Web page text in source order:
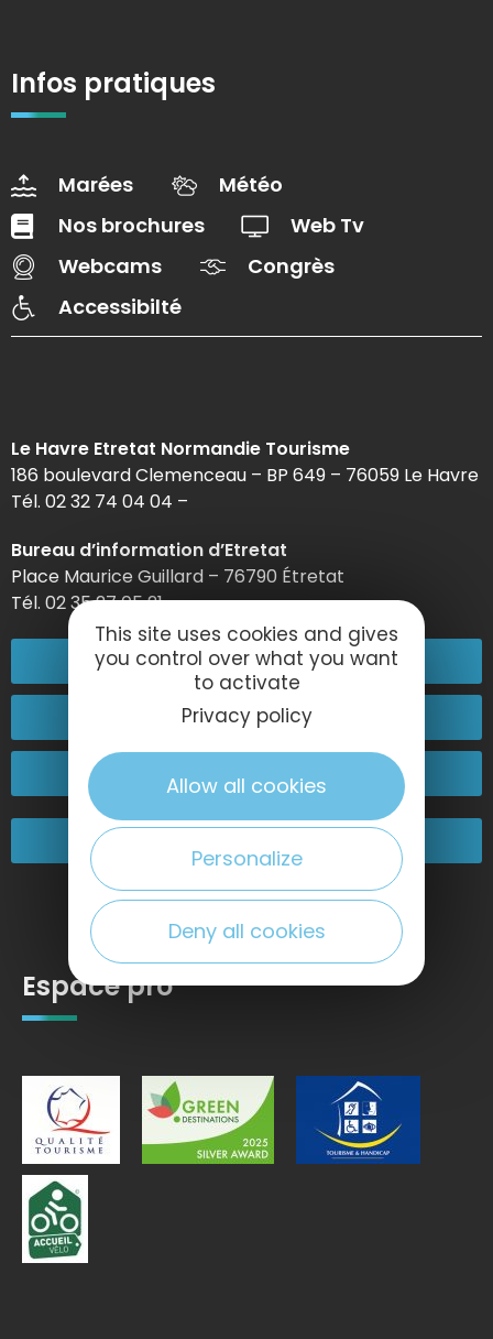
Infos pratiques
Marées
Météo
Nos brochures
Web Tv
Webcams
Congrès
Accessibilté
Le Havre Etretat Normandie Tourisme
186 boulevard Clemenceau – BP 649 – 76059 Le Havre
Tél. 02 32 74 04 04 –
Bureau d’information d’Etretat
Place Maurice Guillard – 76790 Étretat
Tél. 02 35 27 05 21
02 32 74 04 04
Contactez-nous
Passez nous voir !
Espace pro
This site uses cookies and gives
you control over what you want
to activate
Privacy policy
Allow all cookies
Personalize
Deny all cookies